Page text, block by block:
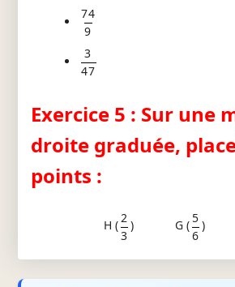
74
9
3
47
Exercice 5 : Sur une
droite graduée,
points :
H (
2
3
) G (
5
6
)